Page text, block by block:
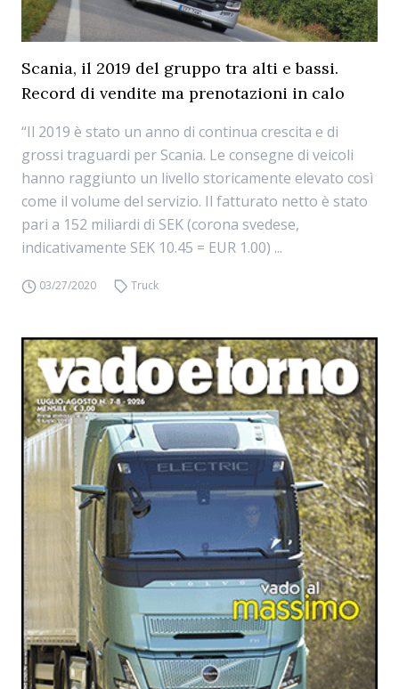
Scania, il 2019 del gruppo tra alti e bassi.
Record di vendite ma prenotazioni in calo
“Il 2019 è stato un anno di continua crescita e di
grossi traguardi per Scania. Le consegne di veicoli
hanno raggiunto un livello storicamente elevato così
come il volume del servizio. Il fatturato netto è stato
pari a 152 miliardi di SEK (corona svedese,
indicativamente SEK 10.45 = EUR 1.00) ...
03/27/2020 Truck